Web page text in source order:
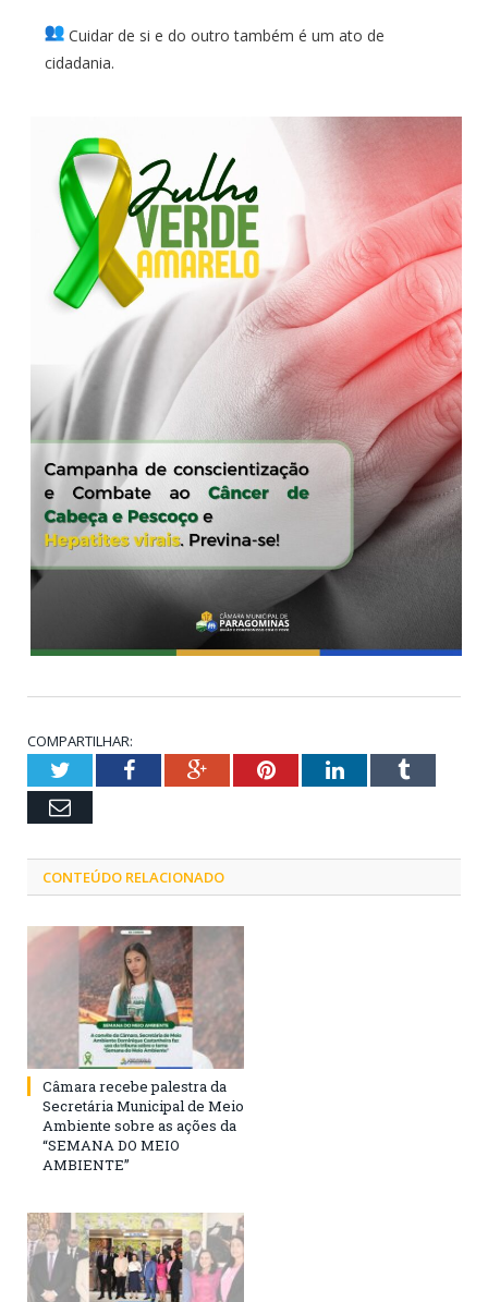
Cuidar de si e do outro também é um ato de
cidadania.
COMPARTILHAR:
TwitterFacebookGoogle+PinterestLinkedInTumblr
Email
CONTEÚDO RELACIONADO
Câmara recebe palestra da
Secretária Municipal de Meio
Ambiente sobre as ações da
“SEMANA DO MEIO
AMBIENTE”